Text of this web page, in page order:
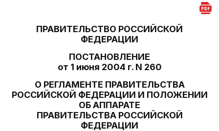
ПРАВИТЕЛЬСТВО РОССИЙСКОЙ
ФЕДЕРАЦИИ
ПОСТАНОВЛЕНИЕ
от 1 июня 2004 г. N 260
О РЕГЛАМЕНТЕ ПРАВИТЕЛЬСТВА
РОССИЙСКОЙ ФЕДЕРАЦИИ И ПОЛОЖЕНИИ
ОБ АППАРАТЕ
ПРАВИТЕЛЬСТВА РОССИЙСКОЙ
ФЕДЕРАЦИИ